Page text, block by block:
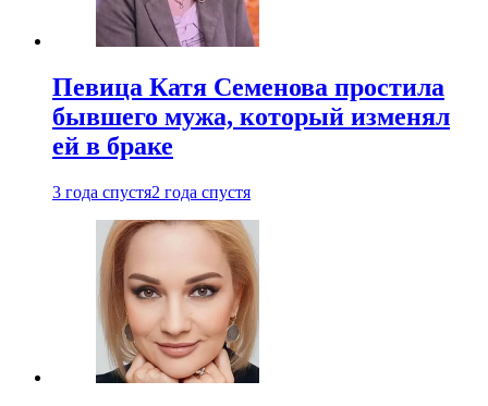
Певица Катя Семенова простила
бывшего мужа, который изменял
ей в браке
3 года спустя2 года спустя